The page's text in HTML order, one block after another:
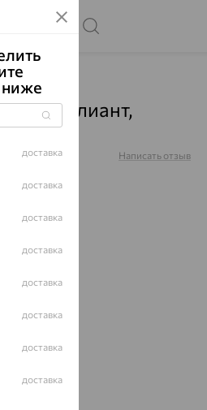
бриллиант,
Написать отзыв
ниже
доставка
доставка
доставка
доставка
доставка
доставка
доставка
доставка